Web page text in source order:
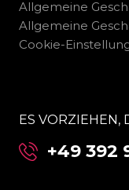
Allgemeine
Allgemeine
Cookie-
ES VORZIEHEN,
+49 392